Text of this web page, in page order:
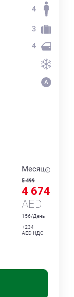
4
3
4
Месяц
5 499
4 674
AED
156/День
+234
AED НДС